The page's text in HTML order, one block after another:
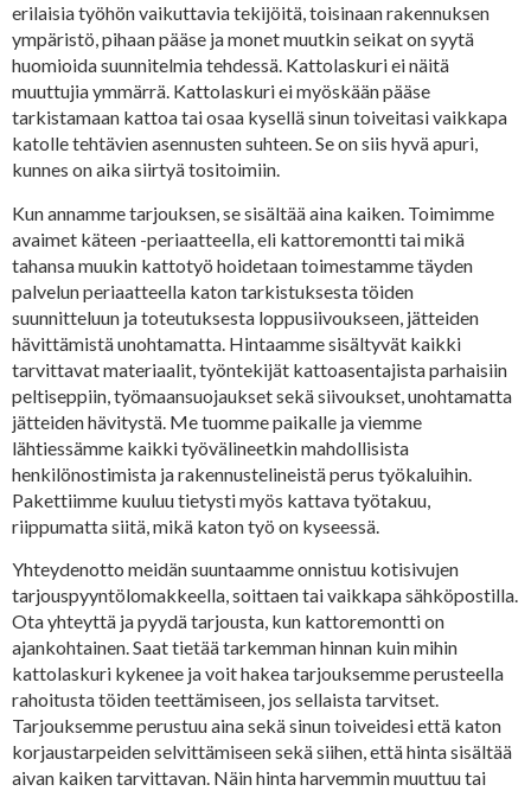
erilaisia työhön vaikuttavia tekijöitä, toisinaan rakennuksen
ympäristö, pihaan pääse ja monet muutkin seikat on syytä
huomioida suunnitelmia tehdessä. Kattolaskuri ei näitä
muuttujia ymmärrä. Kattolaskuri ei myöskään pääse
tarkistamaan kattoa tai osaa kysellä sinun toiveitasi vaikkapa
katolle tehtävien asennusten suhteen. Se on siis hyvä apuri,
kunnes on aika siirtyä tositoimiin.
Kun annamme tarjouksen, se sisältää aina kaiken. Toimimme
avaimet käteen -periaatteella, eli kattoremontti tai mikä
tahansa muukin kattotyö hoidetaan toimestamme täyden
palvelun periaatteella katon tarkistuksesta töiden
suunnitteluun ja toteutuksesta loppusiivoukseen, jätteiden
hävittämistä unohtamatta. Hintaamme sisältyvät kaikki
tarvittavat materiaalit, työntekijät kattoasentajista parhaisiin
peltiseppiin, työmaansuojaukset sekä siivoukset, unohtamatta
jätteiden hävitystä. Me tuomme paikalle ja viemme
lähtiessämme kaikki työvälineetkin mahdollisista
henkilönostimista ja rakennustelineistä perus työkaluihin.
Pakettiimme kuuluu tietysti myös kattava työtakuu,
riippumatta siitä, mikä katon työ on kyseessä.
Yhteydenotto meidän suuntaamme onnistuu kotisivujen
tarjouspyyntölomakkeella, soittaen tai vaikkapa sähköpostilla.
Ota yhteyttä ja pyydä tarjousta, kun kattoremontti on
ajankohtainen. Saat tietää tarkemman hinnan kuin mihin
kattolaskuri kykenee ja voit hakea tarjouksemme perusteella
rahoitusta töiden teettämiseen, jos sellaista tarvitset.
Tarjouksemme perustuu aina sekä sinun toiveidesi että katon
korjaustarpeiden selvittämiseen sekä siihen, että hinta sisältää
aivan kaiken tarvittavan. Näin hinta harvemmin muuttuu tai